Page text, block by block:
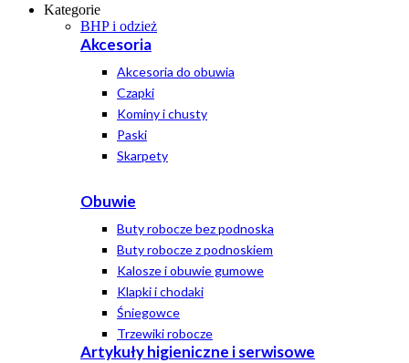
Kategorie
BHP i odzież
Akcesoria
Akcesoria do obuwia
Czapki
Kominy i chusty
Paski
Skarpety
Obuwie
Buty robocze bez podnoska
Buty robocze z podnoskiem
Kalosze i obuwie gumowe
Klapki i chodaki
Śniegowce
Trzewiki robocze
Artykuły higieniczne i serwisowe